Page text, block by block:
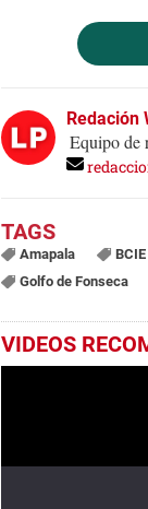
Redación
Equipo de
Amapala BCIE
Golfo de Fonseca
VIDEOS